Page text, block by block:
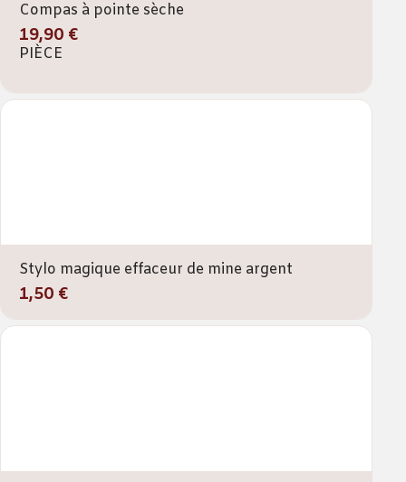
Compas à pointe sèche
19,90 €
PIÈCE
Stylo magique effaceur de mine argent
1,50 €